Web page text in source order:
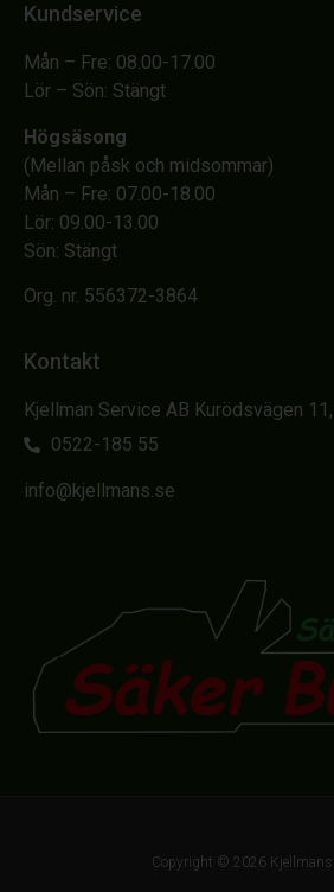
Kundservice
Mån – Fre: 08.00-17.00
Lör – Sön: Stängt
Högsäsong
(Mellan påsk och midsommar)
Mån – Fre: 07.00-18.00
Lör: 09.00-13.00
Sön: Stängt
Org. nr. 556372-3864
Kontakt
Kjellman Service AB Kurödsvägen
0522-185 55
info@kjellmans.se
Copyright © 2026 Kjellmans